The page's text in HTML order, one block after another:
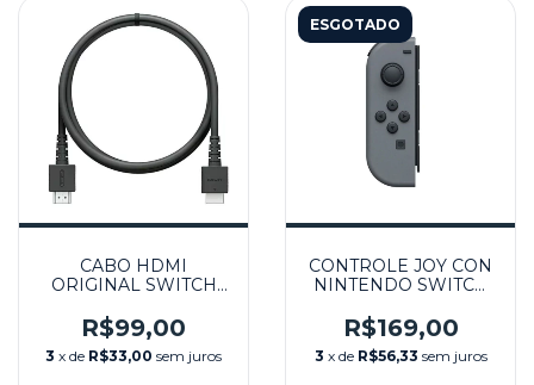
CABO HDMI
ORIGINAL SWITCH
NINTENDO
R$99,00
3 x de R$33,00 sem juros
ESGOTADO
CONTROLE JOY CON
NINTENDO SWITCH
SEMINOVO - SWITCH
R$169,00
3 x de R$56,33 sem juros